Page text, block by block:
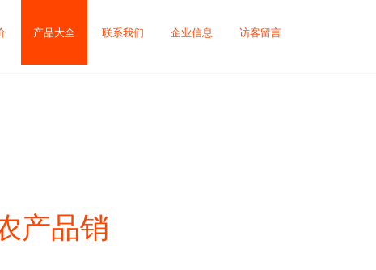
产品大全 联系我们 企业信息 访客留言
产品销